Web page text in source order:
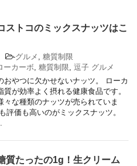
ストコのミックスナッツはこ
-グルメ , 糖質制限
ーカーボ, 糖質制限, 逗子 グルメ
おやつに欠かせないナッツ。 ローカ
質が効率よく摂れる健康食品です。
々な種類のナッツが売られていま
評価も高いのがミックスナッツ。
質たったの1g！生クリーム